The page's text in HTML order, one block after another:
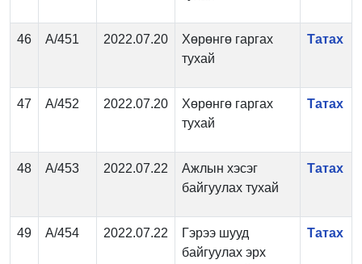
46 А/451 2022.07.20
Хөрөнгө гаргах
тухай
Татах
47 А/452 2022.07.20
Хөрөнгө гаргах
тухай
Татах
48 А/453 2022.07.22
Ажлын хэсэг
байгуулах тухай
Татах
49 А/454 2022.07.22
Гэрээ шууд
байгуулах эрх
Татах